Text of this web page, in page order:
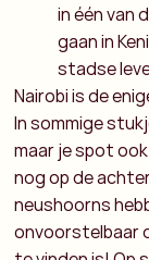
in één van
gaan in
stadse
Nairobi is de
In sommige
maar je spot
nog op de
neushoorns
onvoorstelbaar